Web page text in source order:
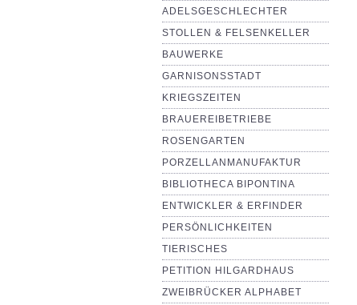
ADELSGESCHLECHTER
STOLLEN & FELSENKELLER
BAUWERKE
GARNISONSSTADT
KRIEGSZEITEN
BRAUEREIBETRIEBE
ROSENGARTEN
PORZELLANMANUFAKTUR
BIBLIOTHECA BIPONTINA
ENTWICKLER & ERFINDER
PERSÖNLICHKEITEN
TIERISCHES
PETITION HILGARDHAUS
ZWEIBRÜCKER ALPHABET